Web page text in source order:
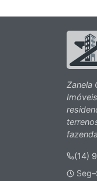
Zanela
(14)